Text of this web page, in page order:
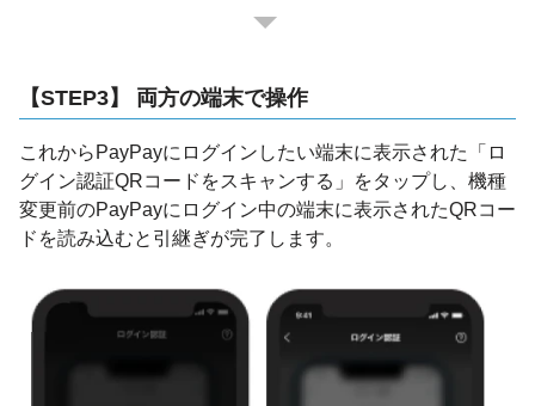
【STEP3】 両方の端末で操作
これからPayPayにログインしたい端末に表示された「ロ
グイン認証QRコードをスキャンする」をタップし、機種
変更前のPayPayにログイン中の端末に表示されたQRコー
ドを読み込むと引継ぎが完了します。